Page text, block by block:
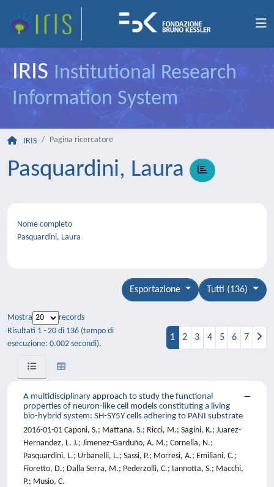
IRIS Institutional Research
Information System
IRIS Pagina ricercatore
Pasquardini, Laura
Nome completo
Pasquardini, Laura
Tutti (136)
Esportazione
Mostra
records
Risultati 1 - 20 di 136 (tempo di
esecuzione: 0.002 secondi).
1 2 3 4 5 6 7
A multidisciplinary approach to study the functional
properties of neuron-like cell models constituting a living
bio-hybrid system: SH-SY5Y cells adhering to PANI substrate
2016-01-01 Caponi, S.; Mattana, S.; Ricci, M.; Sagini, K.; Juarez-
Hernandez, L. J.; Jimenez-Garduño, A. M.; Cornella, N.;
Pasquardini, L.; Urbanelli, L.; Sassi, P.; Morresi, A.; Emiliani, C.;
Fioretto, D.; Dalla Serra, M.; Pederzolli, C.; Iannotta, S.; Macchi,
P.; Musio, C.